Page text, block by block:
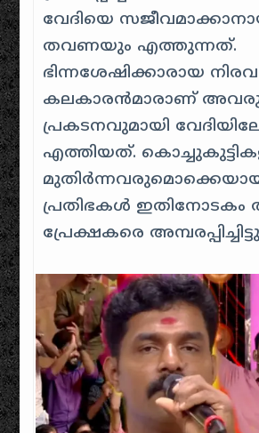
വേദിയെ
തവണയും എത്തുന്നത്.
ഭിന്നശേഷിക്കാരായ
കലകാരന്‍മാരാണ്
പ്രകടനവുമായി
എത്തിയത്.
പ്രതിഭകള്‍ ഇതിനോടകം
പ്രേക്ഷകരെ